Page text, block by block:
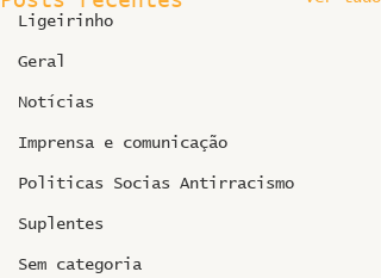
Ligeirinho
Geral
Notícias
Imprensa e comunicação
Politicas Socias Antirracismo
Suplentes
Sem categoria